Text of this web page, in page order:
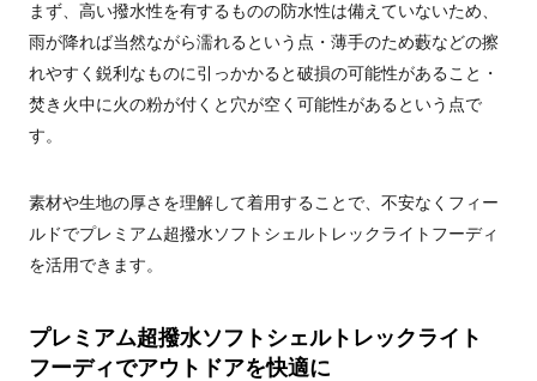
まず、高い撥水性を有するものの防水性は備えていないため、
雨が降れば当然ながら濡れるという点・薄手のため藪などの擦
れやすく鋭利なものに引っかかると破損の可能性があること・
焚き火中に火の粉が付くと穴が空く可能性があるという点で
す。
素材や生地の厚さを理解して着用することで、不安なくフィー
ルドでプレミアム超撥水ソフトシェルトレックライトフーディ
を活用できます。
プレミアム超撥水ソフトシェルトレックライト
フーディでアウトドアを快適に